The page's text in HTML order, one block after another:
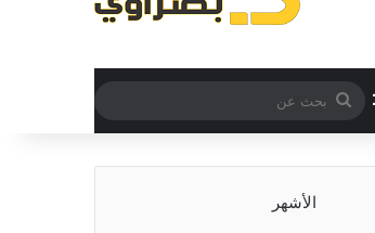
مقال عشوائي
بحث
عن
الأشهر